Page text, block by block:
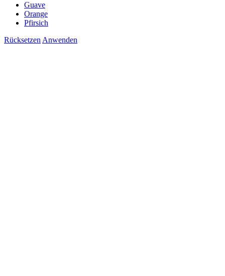
Guave
Orange
Pfirsich
Rücksetzen Anwenden